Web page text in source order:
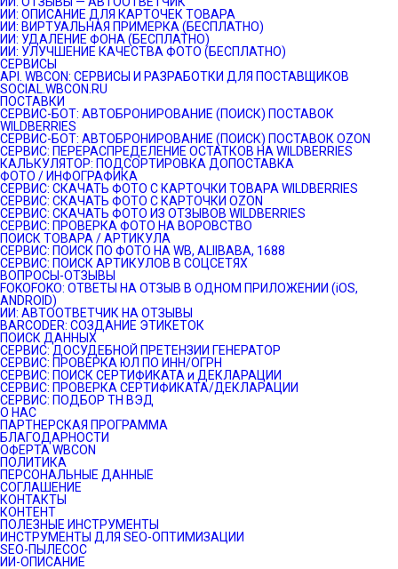
ИИ: ОПИСАНИЕ ДЛЯ КАРТОЧЕК ТОВАРА
ИИ: ВИРТУАЛЬНАЯ ПРИМЕРКА (БЕСПЛАТНО)
ИИ: УДАЛЕНИЕ ФОНА (БЕСПЛАТНО)
ИИ: УЛУЧШЕНИЕ КАЧЕСТВА ФОТО (БЕСПЛАТНО)
СЕРВИСЫ
API. WBCON: СЕРВИСЫ И РАЗРАБОТКИ ДЛЯ ПОСТАВЩИКОВ
SOCIAL.WBCON.RU
ПОСТАВКИ
CЕРВИС-БОТ: АВТОБРОНИРОВАНИЕ (ПОИСК) ПОСТАВОК
WILDBERRIES
СЕРВИС-БОТ: АВТОБРОНИРОВАНИЕ (ПОИСК) ПОСТАВОК OZON
СЕРВИС: ПЕРЕРАСПРЕДЕЛЕНИЕ ОСТАТКОВ НА WILDBERRIES
КАЛЬКУЛЯТОР: ПОДСОРТИРОВКА ДОПОСТАВКА
ФОТО / ИНФОГРАФИКА
СЕРВИС: СКАЧАТЬ ФОТО С КАРТОЧКИ ТОВАРА WILDBERRIES
СЕРВИС: СКАЧАТЬ ФОТО С КАРТОЧКИ OZON
СЕРВИС: СКАЧАТЬ ФОТО ИЗ ОТЗЫВОВ WILDBERRIES
СЕРВИС: ПРОВЕРКА ФОТО НА ВОРОВСТВО
ПОИСК ТОВАРА / АРТИКУЛА
СЕРВИС: ПОИСК ПО ФОТО НА WB, ALIIBABA, 1688
СЕРВИС: ПОИСК АРТИКУЛОВ В СОЦСЕТЯХ
ВОПРОСЫ-ОТЗЫВЫ
FOKOFOKO: ОТВЕТЫ НА ОТЗЫВ В ОДНОМ ПРИЛОЖЕНИИ (iOS,
ANDROID)
ИИ: АВТООТВЕТЧИК НА ОТЗЫВЫ
BARCODER: СОЗДАНИЕ ЭТИКЕТОК
ПОИСК ДАННЫХ
СЕРВИС: ДОСУДЕБНОЙ ПРЕТЕНЗИИ ГЕНЕРАТОР
СЕРВИС: ПРОВЕРКА ЮЛ ПО ИНН/ОГРН
СЕРВИС: ПОИСК СЕРТИФИКАТА и ДЕКЛАРАЦИИ
СЕРВИС: ПРОВЕРКА СЕРТИФИКАТА/ДЕКЛАРАЦИИ
СЕРВИС: ПОДБОР ТН ВЭД
О НАС
ПАРТНЕРСКАЯ ПРОГРАММА
БЛАГОДАРНОСТИ
ОФЕРТА WBCON
ПОЛИТИКА
ПЕРСОНАЛЬНЫЕ ДАННЫЕ
СОГЛАШЕНИЕ
КОНТАКТЫ
КОНТЕНТ
ПОЛЕЗНЫЕ ИНСТРУМЕНТЫ
ИНСТРУМЕНТЫ ДЛЯ SEO-ОПТИМИЗАЦИИ
SEO-ПЫЛЕСОС
ИИ-ОПИСАНИЕ